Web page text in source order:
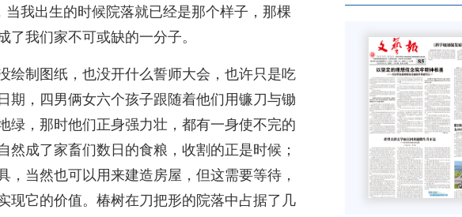
当我出生的时候院落就已经是那个样子，那棵
我们家不可或缺的一分子。
绘制图纸，也没开什么誓师大会，也许只是吃
期，四男俩女六个孩子跟随着他们用镰刀与锄
绿，那时他们正身强力壮，都有一身使不完的
然成了家畜们数日的食粮，收割的正是时候；
，当然也可以用来建造房屋，但这需要等待，
现它的价值。椿树在刀把形的院落中占据了几